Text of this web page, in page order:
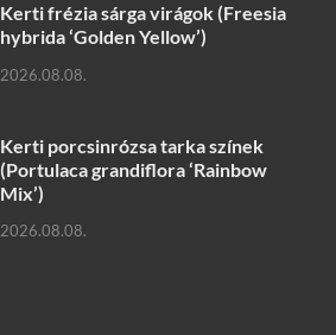
Kerti frézia sárga virágok (Freesia
hybrida ‘Golden Yellow’)
2026.08.08.
Kerti porcsinrózsa tarka színek
(Portulaca grandiflora ‘Rainbow
Mix’)
2026.08.08.